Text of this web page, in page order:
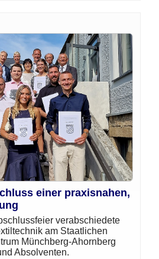
einer praxisnahen,
verabschiedete
am Staatlichen
Münchberg-Ahornberg
Absolventen.